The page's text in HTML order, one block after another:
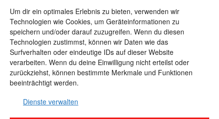
Um dir ein optimales Erlebnis zu bieten, verwenden wir
Technologien wie Cookies, um Geräteinformationen zu
speichern und/oder darauf zuzugreifen. Wenn du diesen
Technologien zustimmst, können wir Daten wie das
Surfverhalten oder eindeutige IDs auf dieser Website
verarbeiten. Wenn du deine Einwilligung nicht erteilst oder
zurückziehst, können bestimmte Merkmale und Funktionen
beeinträchtigt werden.
Dienste verwalten
Aktuelles
Das Unternehmen
Leistungen und Produkte
Unsere Produkte
Kontakt
Seitenübersicht